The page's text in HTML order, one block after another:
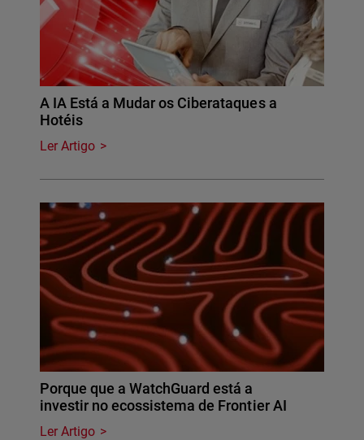
A IA Está a Mudar os Ciberataques a
Hotéis
Ler Artigo
Porque que a WatchGuard está a
investir no ecossistema de Frontier AI
Ler Artigo